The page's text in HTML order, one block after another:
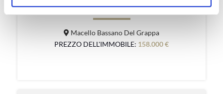
Macello Bassano Del Grappa
PREZZO DELL'IMMOBILE: 158.000 €